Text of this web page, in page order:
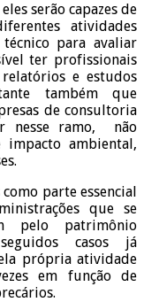
serão capazes de
atividades
para avaliar
ter profissionais
e estudos
também que
de consultoria
nesse ramo, não
ambiental,
parte essencial
que se
pelo patrimônio
casos já
própria atividade
em função de